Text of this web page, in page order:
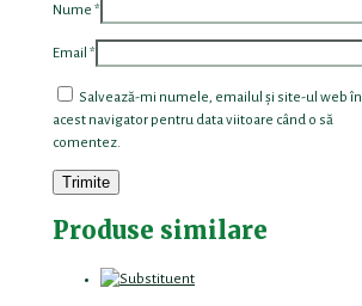
Nume *
Email *
Salvează-mi numele, emailul și site-ul web în
acest navigator pentru data viitoare când o să
comentez.
Produse similare